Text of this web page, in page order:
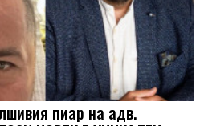
пиар на адв.